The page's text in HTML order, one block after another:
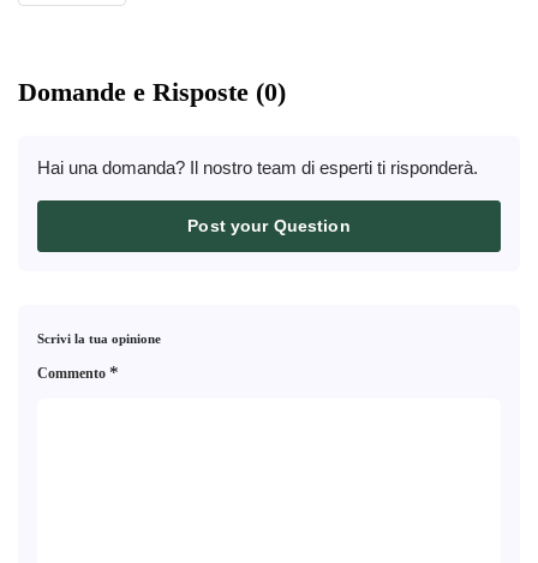
Domande e Risposte (0)
Hai una domanda? Il nostro team di esperti ti risponderà.
Post your Question
Scrivi la tua opinione
Commento *